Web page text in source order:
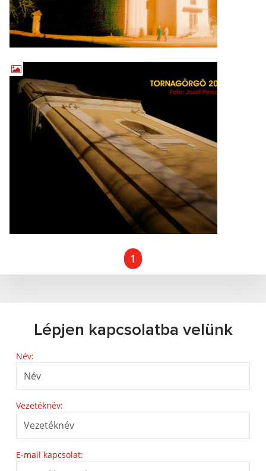
1
Lépjen kapcsolatba velünk
Név:
Vezetéknév:
E-mail kapcsolat: